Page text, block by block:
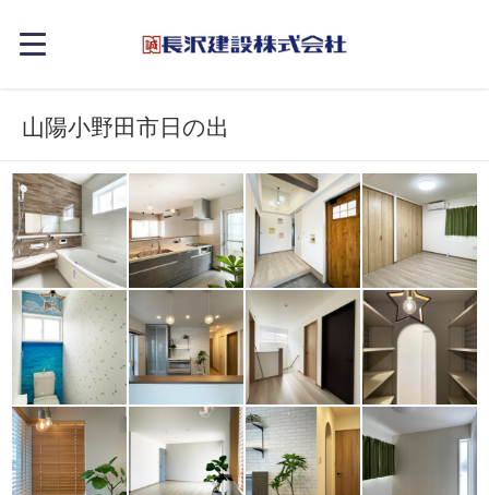
山陽小野田市日の出